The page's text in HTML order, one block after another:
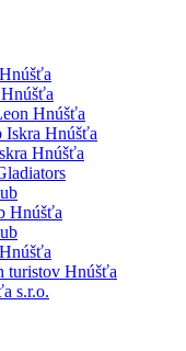
Hnúšťa
Hnúšťa
Hnúšťa
Hnúšťa
turistov Hnúšťa
s.r.o.